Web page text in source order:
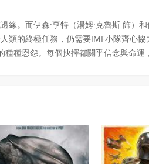
。而伊森·亨特（湯姆·克魯斯 飾
類的終極任務，仍需要IMF小隊齊心
種恩怨。每個抉擇都關乎信念與命